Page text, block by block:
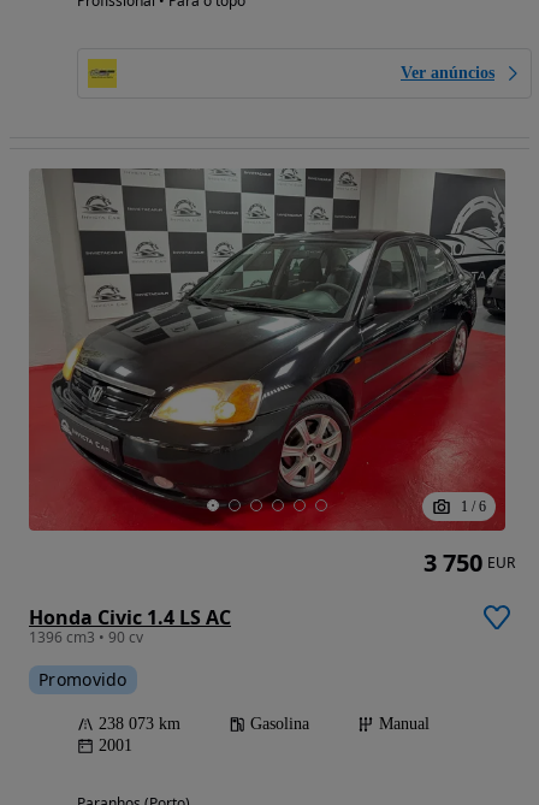
Ver anúncios
1 / 6
Honda Civic 1.4 LS AC
1396 cm3 • 90 cv
Promovido
238 073 km Gasolina
Manual
2001
3 750 EUR